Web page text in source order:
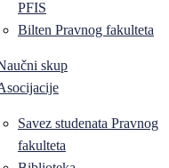
PFIS
Bilten Pravnog fakulteta
skup
Savez studenata Pravnog
fakulteta